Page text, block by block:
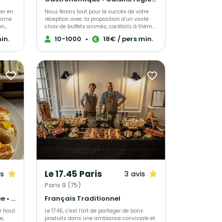
d'un service de restauration
événementielle de premier choix et d'une
organisation irréprochable. Notre expertise
composite en restauration et services de
traiteur vous promet de dépasser vos
attentes et de marquer les esprits, en
vous et vos convives. Opter pour Chef
Wawa, c'est faire le choix d'une expertise
culinaire et organisationnelle éprouvée
pour un événement sans faille.
en
le
Nous ferons tout pour le succès de votre
réception avec la proposition d’un vaste
choix de buffets animés, cocktails à thème.
Personnalisation de votre événement
unique. Notre chef met son expérience et
convives.
10-1000 • 18€ / pers min.
Street Food • Gastronomique • Cuisine régionale
haut
Le 17.45 Paris 3 avis
Paris 9 (75)
Français Traditionnel
Le 17.45, c’est l’art de partager de bons
produits dans une ambiance conviviale et